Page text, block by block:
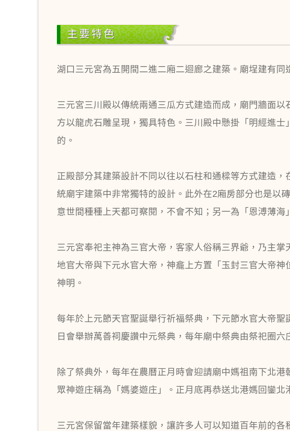
主要特色
湖口三元宮為五開間二進二廂二迴廊之建築。廟埕建有
三元宮三川殿以傳統兩通三瓜方式建造而成，廟門牆面
方以龍虎石雕呈現，獨具特色。三川殿中懸掛「明經進
的。
正殿部分其建築設計不同以往以石柱和通樑等方式建造
統廟宇建築中非常獨特的設計。此外在2廂房部分也是以
意世間種種上天都可察閱，不會不知；另一為「恩溥薄海
三元宮奉祀主神為三官大帝，客家人俗稱三界爺，乃主
地官大帝與下元水官大帝，神龕上方置「玉封三官大帝
神明。
每年於上元節天官聖誕舉行祈福祭典，下元節水官大帝
日會舉辦萬善祠慶讚中元祭典，每年廟中祭典由祭祀圈六
除了祭典外，每年在農曆正月時會迎請廟中媽祖南下北
眾神遊庄稱為「媽婆遊庄」。正月底再恭送北港媽回鑾北
三元宮保留當年建築樣貌，讓許多人可以知道百年前的